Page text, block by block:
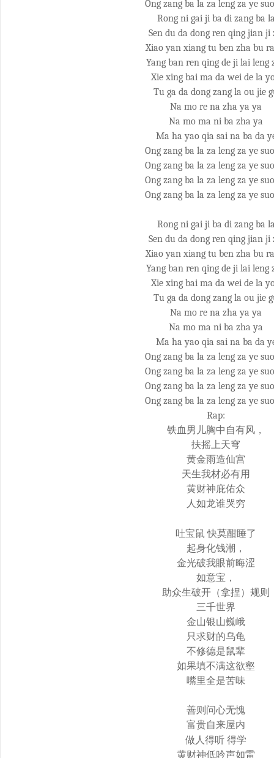
Ong zang ba la za leng za ye
Rong ni gai ji ba di zang ba
Sen du da dong ren qing jian ji
Xiao yan xiang tu ben zha bu
Yang ban ren qing de ji lai leng
Xie xing bai ma da wei de la
Tu ga da dong zang la ou jie
Na mo re na zha ya ya
Na mo ma ni ba zha ya
Ma ha yao qia sai na ba da
Ong zang ba la za leng za ye
Ong zang ba la za leng za ye
Ong zang ba la za leng za ye
Ong zang ba la za leng za ye
Rong ni gai ji ba di zang ba
Sen du da dong ren qing jian ji
Xiao yan xiang tu ben zha bu
Yang ban ren qing de ji lai leng
Xie xing bai ma da wei de la
Tu ga da dong zang la ou jie
Na mo re na zha ya ya
Na mo ma ni ba zha ya
Ma ha yao qia sai na ba da
Ong zang ba la za leng za ye
Ong zang ba la za leng za ye
Ong zang ba la za leng za ye
Ong zang ba la za leng za ye
Rap:
铁血男儿胸中自有风，
扶摇上天穹
黄金雨造仙宫
天生我材必有用
黄财神庇佑众
人如龙谁哭穷
吐宝鼠 快莫酣睡了
起身化钱潮，
金光破我眼前晦涩
如意宝，
助众生破开（拿捏）规则
三千世界
金山银山巍峨
只求财的乌龟
不修德是鼠辈
如果填不满这欲壑
嘴里全是苦味
善则问心无愧
富贵自来屋内
做人得听 得学
黄财神低吟声如雷